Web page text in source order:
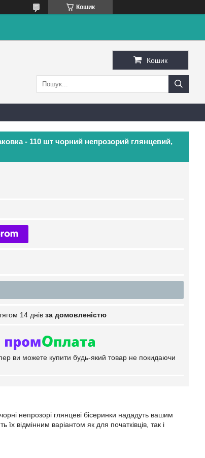
Кошик
Кошик
- 110 шт чорний непрозорий глянцевий,
14 днів за домовленістю
ви можете купити будь-який товар не покидаючи
непрозорі глянцеві бісеринки нададуть вашим
відмінним варіантом як для початківців, так і